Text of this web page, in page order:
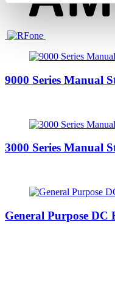
9000 Series Manual
3000 Series Manual
General Purpose DC